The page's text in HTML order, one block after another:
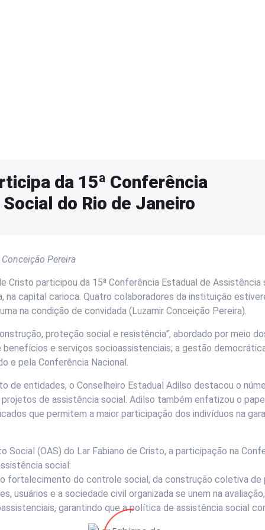
da 15ª Conferência
do Rio de Janeiro
Pereira
Cristo participou da 15ª Conferência Estadual de
na capital carioca. Quatro colaboradores da instituição
na condição de convidada (Luzamir Conceição Pereira).
proteção social e resistência”, abordado por meio
e serviços socioassistenciais; a gestão
e pela Conferência Nacional.
de entidades, o Conselheiro Estadual Adilso destacou o
de assistência social. Adilso também enfatizou o
que permitem a maior participação dos indivíduos na
Social (OAS) do Lar Fabiano de Cristo, a participação na
social:
fortalecimento do controle social, da construção coletiva
usuários e a sociedade civil organizada se unem na
garantindo que a política de assistência social